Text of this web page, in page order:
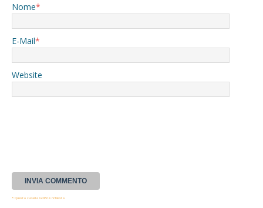
Nome*
E-Mail*
Website
* Questa casella GDPR è richiesta